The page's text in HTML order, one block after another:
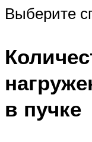
Выберите
в пучке